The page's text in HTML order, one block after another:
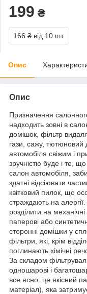
199 ₴
166 ₴ від 10 шт.
Опис
Опис
Призначення
надходить зовні в
домішок, фільтр
гази, сажу, тютюновий
автомобіля свіжим і
зручністю буде і те,
салон автомобіля,
здатні відсіювати
квітковий пилок, що
страждають на
розділити на
паперові або
сторонні домішки у
фільтри, які, крім
поглинають хімічні
За складом
одношарові і
все ясно: це якісний
матеріал), яка